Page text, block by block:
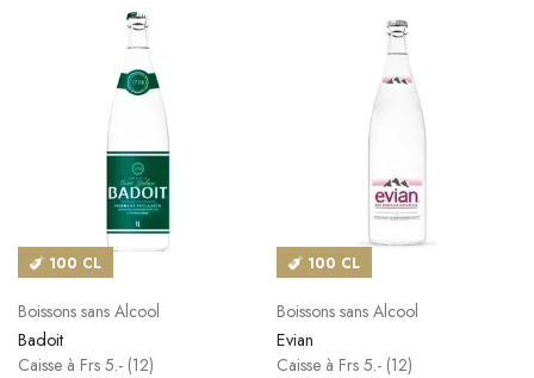
100 CL
Boissons sans Alcool
Badoit
Caisse à Frs 5.- (12)
100 CL
Boissons sans Alcool
Evian
Caisse à Frs 5.- (12)